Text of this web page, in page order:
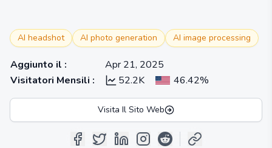
AI headshot AI photo generation AI image processing
Aggiunto il :
Apr 21, 2025
Visitatori Mensili : 52.2K 46.42%
Visita Il Sito Web